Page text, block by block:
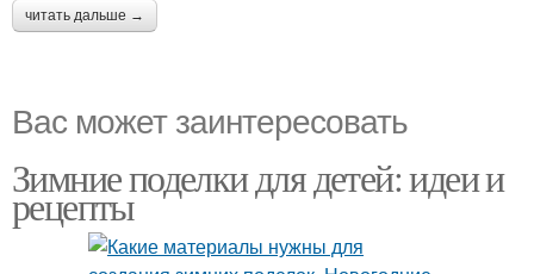
читать дальше →
Вас может заинтересовать
Зимние поделки для детей: идеи и
рецепты